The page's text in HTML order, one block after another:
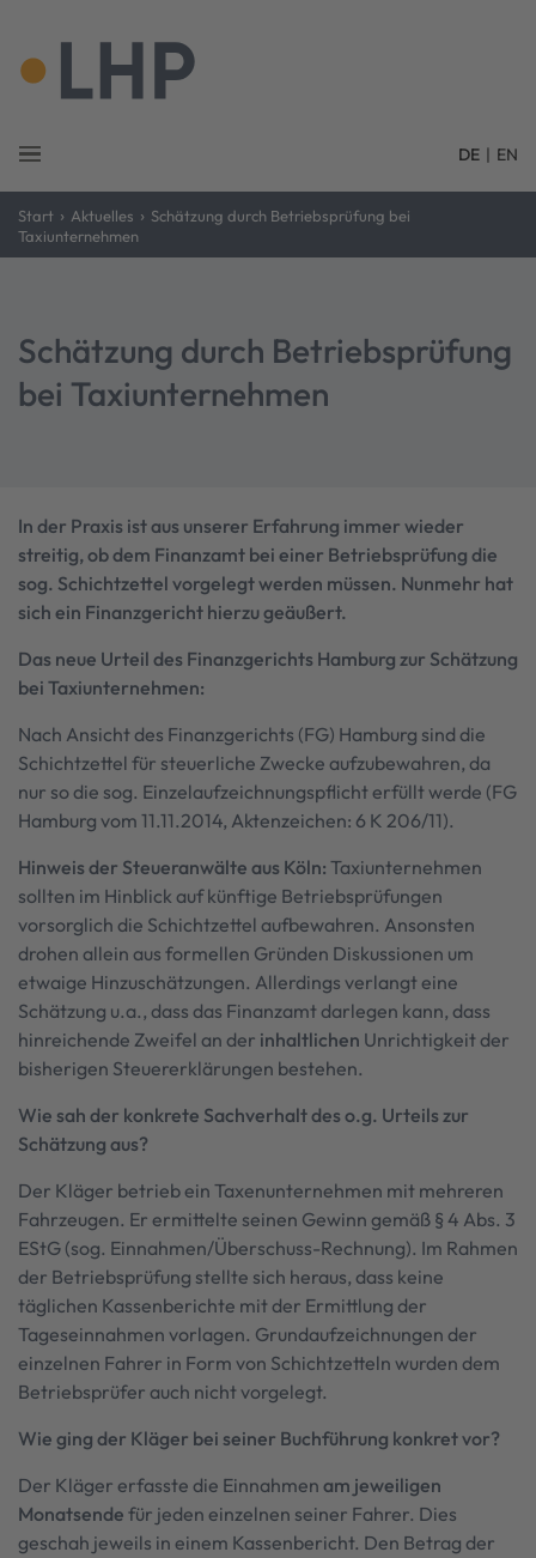
DE | EN
Start › Aktuelles › Schätzung durch Betriebsprüfung bei
Taxiunternehmen
Schätzung durch Betriebsprüfung
bei Taxiunternehmen
In der Praxis ist aus unserer Erfahrung immer wieder
streitig, ob dem Finanzamt bei einer Betriebsprüfung die
sog. Schichtzettel vorgelegt werden müssen. Nunmehr hat
sich ein Finanzgericht hierzu geäußert.
Das neue Urteil des Finanzgerichts Hamburg zur Schätzung
bei Taxiunternehmen:
Nach Ansicht des Finanzgerichts (FG) Hamburg sind die
Schichtzettel für steuerliche Zwecke aufzubewahren, da
nur so die sog. Einzelaufzeichnungspflicht erfüllt werde (FG
Hamburg vom 11.11.2014, Aktenzeichen: 6 K 206/11).
Hinweis der Steueranwälte aus Köln: Taxiunternehmen
sollten im Hinblick auf künftige Betriebsprüfungen
vorsorglich die Schichtzettel aufbewahren. Ansonsten
drohen allein aus formellen Gründen Diskussionen um
etwaige Hinzuschätzungen. Allerdings verlangt eine
Schätzung u.a., dass das Finanzamt darlegen kann, dass
hinreichende Zweifel an der inhaltlichen Unrichtigkeit der
bisherigen Steuererklärungen bestehen.
Wie sah der konkrete Sachverhalt des o.g. Urteils zur
Schätzung aus?
Der Kläger betrieb ein Taxenunternehmen mit mehreren
Fahrzeugen. Er ermittelte seinen Gewinn gemäß § 4 Abs. 3
EStG (sog. Einnahmen/Überschuss-Rechnung). Im Rahmen
der Betriebsprüfung stellte sich heraus, dass keine
täglichen Kassenberichte mit der Ermittlung der
Tageseinnahmen vorlagen. Grundaufzeichnungen der
einzelnen Fahrer in Form von Schichtzetteln wurden dem
Betriebsprüfer auch nicht vorgelegt.
Wie ging der Kläger bei seiner Buchführung konkret vor?
Der Kläger erfasste die Einnahmen am jeweiligen
Monatsende für jeden einzelnen seiner Fahrer. Dies
geschah jeweils in einem Kassenbericht. Den Betrag der